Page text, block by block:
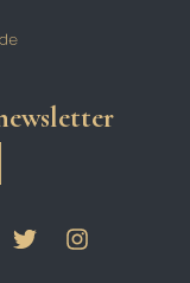
sociaux
TwitterInstagram